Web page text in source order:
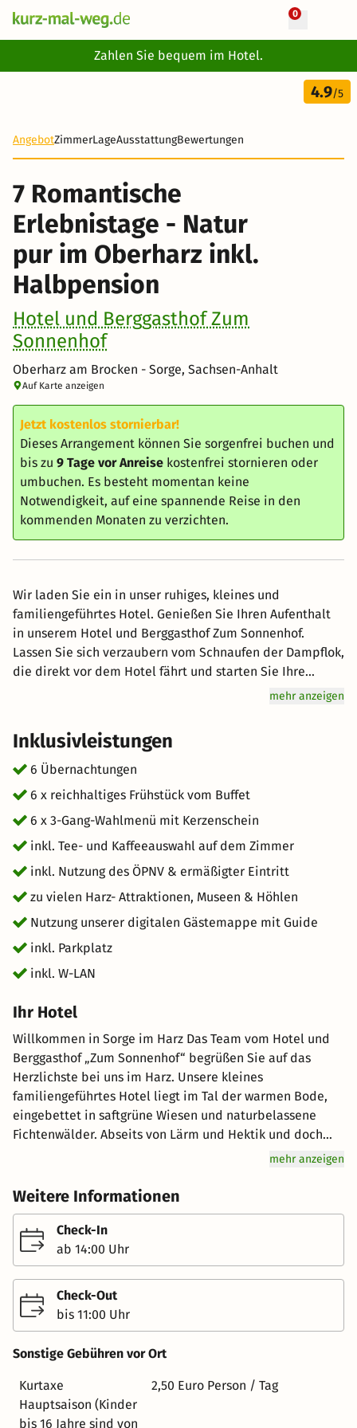
0
Zahlen Sie bequem im Hotel.
7 Tage
679 €
4.9/5
AngebotZimmerLageAusstattungBewertungen
7 Romantische
Erlebnistage - Natur
pur im Oberharz inkl.
Halbpension
Hotel und Berggasthof Zum
Sonnenhof
Oberharz am Brocken - Sorge, Sachsen-Anhalt
Auf Karte anzeigen
Jetzt kostenlos stornierbar!
Dieses Arrangement können Sie sorgenfrei buchen und
bis zu 9 Tage vor Anreise kostenfrei stornieren oder
umbuchen. Es besteht momentan keine
Notwendigkeit, auf eine spannende Reise in den
kommenden Monaten zu verzichten.
Wir laden Sie ein in unser ruhiges, kleines und
familiengeführtes Hotel. Genießen Sie Ihren Aufenthalt
in unserem Hotel und Berggasthof Zum Sonnenhof.
Lassen Sie sich verzaubern vom Schnaufen der Dampflok,
die direkt vor dem Hotel fährt und starten Sie Ihre
Tagestour zum Brocken direkt vom Bahnhof Sorge! Alle
einem Tee- und Kaffeebar sowie einem modernem
Badezimmer ausgestattet. Unsere Doppelzimmer
verfügen außerdem alle über eigene Terrasse, unsere
Suiten sogar über einen eigenen Balkon. Darüber hinaus
bieten die Suiten Ihnen noch einen Kühlschrank, einen
Zimmersafe, einen Schreibtisch und wesentlich mehr
Platz. Ob zu Fuß, mit dem Fahrrad, mit dem Motorrad, mit
der Bahn oder dem Auto – genießen Sie unsere zentrale
Lage im Harz am Fuße des Brockens um die Schönheit
des Harzes zu entdecken! Mit Natur pur, Top-
Wanderwegen wie dem Harzer-Hexen-Stieg,
verschiedenen Seen und der höchsten Staumauer
Deutschlands, zwei Höhlen, einer Westernstadt, einem
Schaubauernhof und vielem erleben Sie bei uns einen
Schaubauernhof und vielem erleben Sie bei uns einen
unvergesslichen Urlaub!
mehr anzeigen
Inklusivleistungen
6 Übernachtungen
6 x reichhaltiges Frühstück vom Buffet
6 x 3-Gang-Wahlmenü mit Kerzenschein
inkl. Tee- und Kaffeeauswahl auf dem Zimmer
inkl. Nutzung des ÖPNV & ermäßigter Eintritt
zu vielen Harz- Attraktionen, Museen & Höhlen
Nutzung unserer digitalen Gästemappe mit Guide
inkl. Parkplatz
inkl. W-LAN
Ihr Hotel
Willkommen in Sorge im Harz Das Team vom Hotel und
Berggasthof „Zum Sonnenhof“ begrüßen Sie auf das
Herzlichste bei uns im Harz. Unsere kleines
familiengeführtes Hotel liegt im Tal der warmen Bode,
eingebettet in saftgrüne Wiesen und naturbelassene
Fichtenwälder. Abseits von Lärm und Hektik und doch
zentral gelegen inmitten des Oberharzes in der Nähe von
Suiten und Doppelzimmer Alle Zimmer sind 2024
komplett modernisiert worden und verbinden uriges
Harzer Lebensgefühl mit moderner Technik im
praktischen Gewand. Die Zimmer sind ausgestattet mit
einem Kühlschrank, kostenloser Getränkebar, Digital-
Bluetooth-Radio, Zimmersafe, allergikerfreundlichem
Laminatboden, gepolstertem Betthaupt,
Ganzkörperspiegel, Smart-TV mit Internetanschluss. In
den Bädern finden Sie einen beheizbaren Spiegel mit
Kosmetikspiegel, Handtuchheizung, ebenerdige Dusche,
Pflegeprodukte, einen Fön und ausreichend Handtücher.
Im gesamten Haus steht Ihnen Highspeed-Wlan
kostenlos zur Verfügung. Gastronomie und Wellness Zum
mehr anzeigen
Weitere Informationen
Check-In
ab 14:00 Uhr
Check-Out
bis 11:00 Uhr
Sonstige Gebühren vor Ort
Kurtaxe
Hauptsaison (Kinder
bis 16 Jahre sind von
2,50 Euro Person / Tag